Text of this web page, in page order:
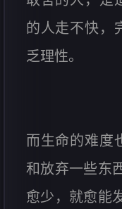
的人走不快，
乏理性。
而生命的难度
和放弃一些东
愈少，就愈能